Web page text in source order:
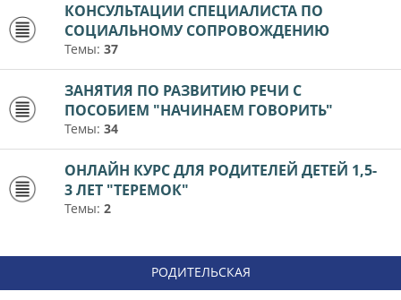
КОНСУЛЬТАЦИИ СПЕЦИАЛИСТА ПО
СОЦИАЛЬНОМУ СОПРОВОЖДЕНИЮ
Темы: 37
ЗАНЯТИЯ ПО РАЗВИТИЮ РЕЧИ С
ПОСОБИЕМ "НАЧИНАЕМ ГОВОРИТЬ"
Темы: 34
ОНЛАЙН КУРС ДЛЯ РОДИТЕЛЕЙ ДЕТЕЙ 1,5-
3 ЛЕТ "ТЕРЕМОК"
Темы: 2
РОДИТЕЛЬСКАЯ